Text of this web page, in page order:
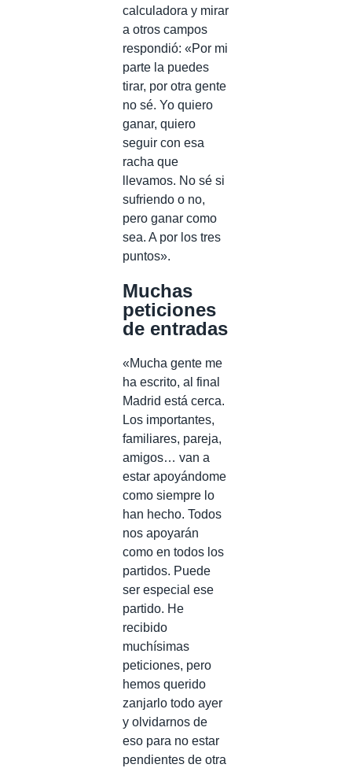
calculadora y mirar
a otros campos
respondió: «Por mi
parte la puedes
tirar, por otra gente
no sé. Yo quiero
ganar, quiero
seguir con esa
racha que
llevamos. No sé si
sufriendo o no,
pero ganar como
sea. A por los tres
puntos».
Muchas
peticiones
de entradas
«Mucha gente me
ha escrito, al final
Madrid está cerca.
Los importantes,
familiares, pareja,
amigos… van a
estar apoyándome
como siempre lo
han hecho. Todos
nos apoyarán
como en todos los
partidos. Puede
ser especial ese
partido. He
recibido
muchísimas
peticiones, pero
hemos querido
zanjarlo todo ayer
y olvidarnos de
eso para no estar
pendientes de otra